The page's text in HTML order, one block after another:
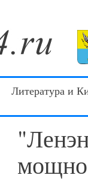
Литература и